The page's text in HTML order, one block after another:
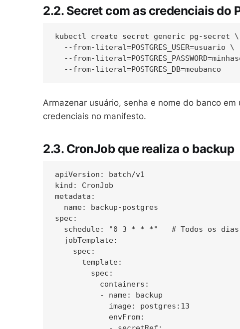
2.2. Secret com as credenciais do
kubectl create secret generic pg-secret \
  --from-literal=POSTGRES_USER=usuario \
--from-
Armazenar usuário, senha e nome do banco
credenciais no manifesto.
2.3. CronJob que realiza o backup
apiVersion: batch/v1
kind: CronJob
metadata:
  name: backup-postgres
spec:
schedule: "0 3 * * *"   # Todos os
  jobTemplate:
    spec:
      template:
        spec:
          containers:
          - name: backup
            image: postgres:13
            envFrom: